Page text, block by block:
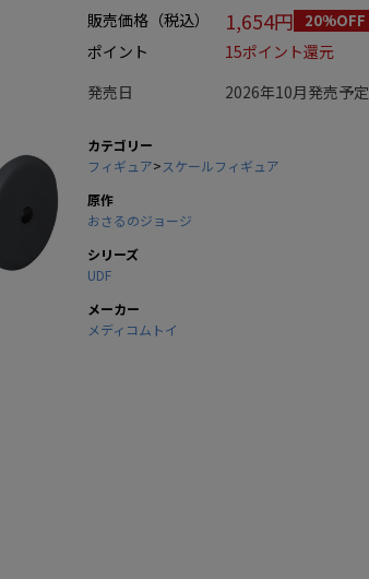
販売価格（税込）
1,654円 20%OFF
ポイント
15ポイント還元
発売日
2026年10月発売予定
カテゴリー
フィギュア>スケールフィギュア
原作
おさるのジョージ
シリーズ
UDF
メーカー
メディコムトイ